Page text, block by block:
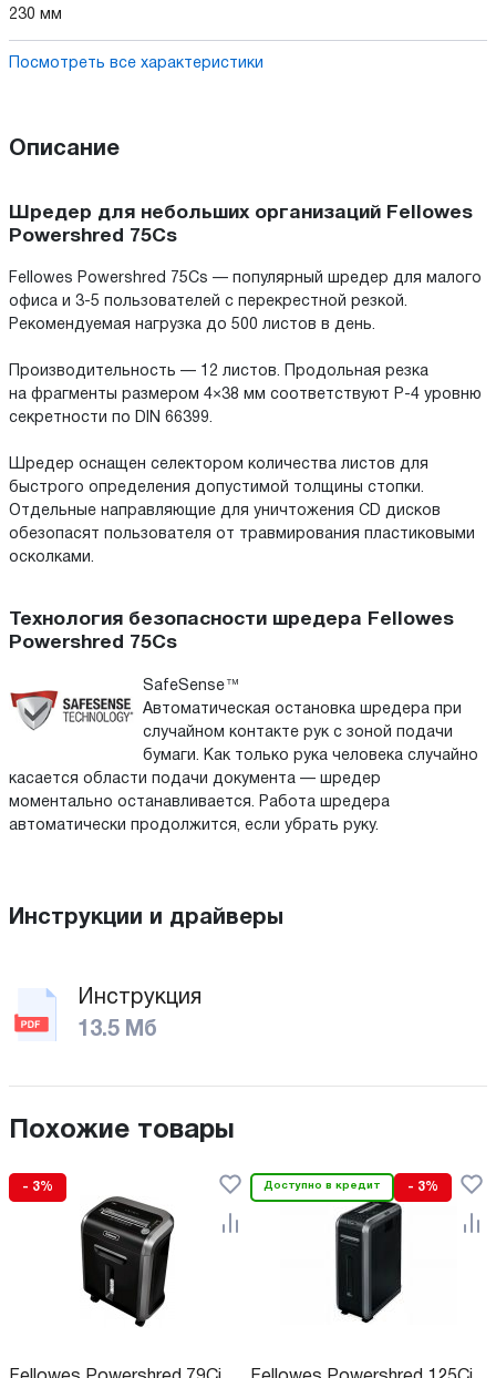
230 мм
Посмотреть все характеристики
Описание
Шредер для небольших организаций Fellowes
Powershred 75Cs
Fellowes Powershred 75Cs — популярный шредер для малого
офиса и 3-5 пользователей с перекрестной резкой.
Рекомендуемая нагрузка до 500 листов в день.
Производительность — 12 листов. Продольная резка
на фрагменты размером 4×38 мм соответствуют P-4 уровню
секретности по DIN 66399.
Шредер оснащен селектором количества листов для
быстрого определения допустимой толщины стопки.
Отдельные направляющие для уничтожения CD дисков
обезопасят пользователя от травмирования пластиковыми
осколками.
Технология безопасности шредера Fellowes
Powershred 75Cs
SafeSense™
Автоматическая остановка шредера при
случайном контакте рук с зоной подачи
бумаги. Как только рука человека случайно
касается области подачи документа — шредер
моментально останавливается. Работа шредера
автоматически продолжится, если убрать руку.
Инструкции и драйверы
Инструкция
13.5 Мб
Похожие товары
- 3% Доступно в кредит - 3%